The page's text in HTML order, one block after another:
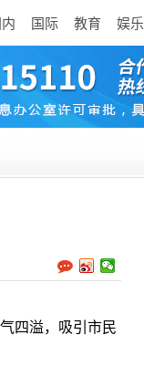
内 国际 教育 娱乐
四溢，吸引市民